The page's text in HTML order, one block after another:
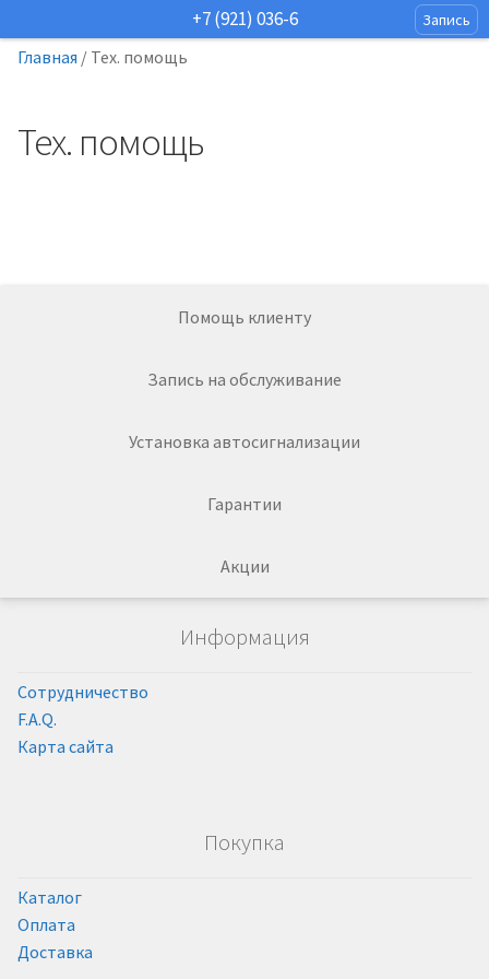
+7 (921) 036-6 Запись
Главная / Тех. помощь
Тех. помощь
Помощь клиенту
Запись на обслуживание
Установка автосигнализации
Гарантии
Акции
Информация
Сотрудничество
F.A.Q.
Карта сайта
Покупка
Каталог
Оплата
Доставка